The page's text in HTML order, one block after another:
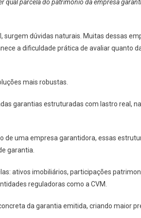
qual parcela do patrimônio da empresa
dúvidas naturais. Muitas dessas
a dificuldade prática de avaliar quanto
mais robustas.
garantias estruturadas com lastro real,
de uma empresa garantidora, essas
garantia.
ativos imobiliários, participações
reguladoras como a CVM.
da garantia emitida, criando maior